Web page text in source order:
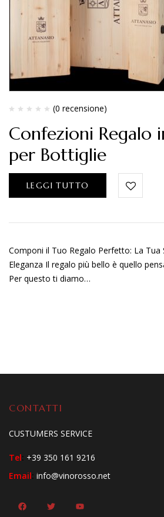
(0 recensione)
Confezioni Regalo
per Bottiglie
LEGGI TUTTO
Componi il Tuo Regalo Perfetto: La Tua
Eleganza Il regalo più bello è quello
Per questo ti diamo…
CONTATTI
CUSTUMERS SERVICE
Tel: +39 350 161 9216
Email: info@vinorosso.net